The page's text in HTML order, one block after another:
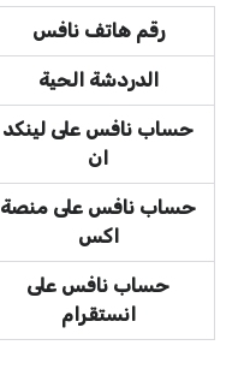
رقم هاتف نافس
الدردشة الحية
حساب نافس على لينكد
ان
حساب نافس على منصة
اكس
حساب نافس على
انستقرام